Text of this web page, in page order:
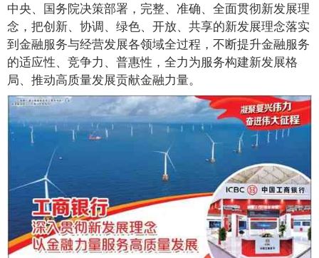
中央、国务院决策部署，完整、准确、全面贯彻新发展理
念，把创新、协调、绿色、开放、共享的新发展理念落实
到金融服务与经营发展各领域全过程，不断提升金融服务
的适应性、竞争力、普惠性，全力为服务构建新发展格
局、推动高质量发展贡献金融力量。